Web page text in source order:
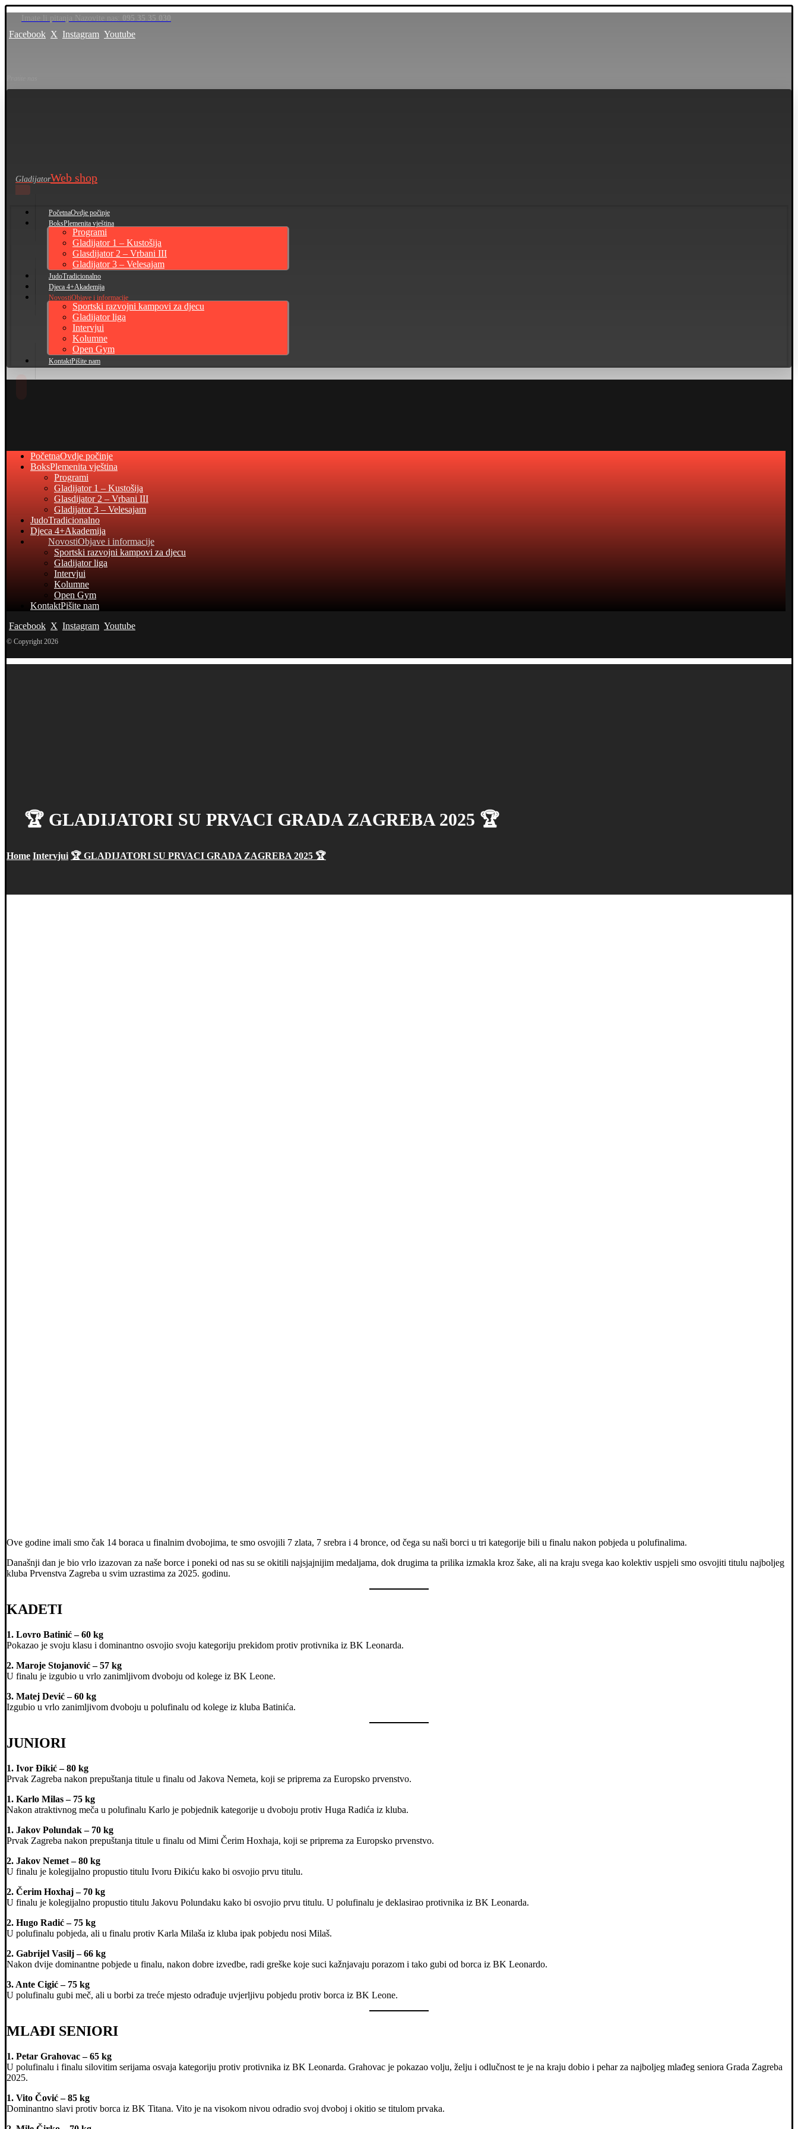
Imate li pitanja Nazovite nas: 095 35 35 030
Facebook X Instagram Youtube
GladijatorWeb shop
PočetnaOvdje počinje
BoksPlemenita vještina
Programi
Gladijator 1 – Kustošija
Glasdijator 2 – Vrbani III
Gladijator 3 – Velesajam
JudoTradicionalno
Djeca 4+Akademija
NovostiObjave i informacije
Sportski razvojni kampovi za djecu
Gladijator liga
Intervjui
Kolumne
Open Gym
KontaktPišite nam
PočetnaOvdje počinje
BoksPlemenita vještina
Programi
Gladijator 1 – Kustošija
Glasdijator 2 – Vrbani III
Gladijator 3 – Velesajam
JudoTradicionalno
Djeca 4+Akademija
NovostiObjave i informacije
Sportski razvojni kampovi za djecu
Gladijator liga
Intervjui
Kolumne
Open Gym
KontaktPišite nam
Facebook X Instagram Youtube
© Copyright 2026
🏆 GLADIJATORI SU PRVACI GRADA ZAGREBA 2025 🏆
Home Intervjui 🏆 GLADIJATORI SU PRVACI GRADA ZAGREBA 2025 🏆
Ove godine imali smo čak 14 boraca u finalnim dvobojima, te smo osvojili 7 zlata, 7 srebra i 4 bronce, od čega su naši borci u tri kategorije bili u finalu nakon pobjeda u polufinalima.
Današnji dan je bio vrlo izazovan za naše borce i poneki od nas su se okitili najsjajnijim medaljama, dok drugima ta prilika izmakla kroz šake, ali na kraju svega kao kolektiv uspjeli smo osvojiti titulu najboljeg
kluba Prvenstva Zagreba u svim uzrastima za 2025. godinu.
KADETI
1. Lovro Batinić – 60 kg
Pokazao je svoju klasu i dominantno osvojio svoju kategoriju prekidom protiv protivnika iz BK Leonarda.
2. Maroje Stojanović – 57 kg
U finalu je izgubio u vrlo zanimljivom dvoboju od kolege iz BK Leone.
3. Matej Dević – 60 kg
Izgubio u vrlo zanimljivom dvoboju u polufinalu od kolege iz kluba Batinića.
JUNIORI
1. Ivor Đikić – 80 kg
Prvak Zagreba nakon prepuštanja titule u finalu od Jakova Nemeta, koji se priprema za Europsko prvenstvo.
1. Karlo Milas – 75 kg
Nakon atraktivnog meča u polufinalu Karlo je pobjednik kategorije u dvoboju protiv Huga Radića iz kluba.
1. Jakov Polundak – 70 kg
Prvak Zagreba nakon prepuštanja titule u finalu od Mimi Čerim Hoxhaja, koji se priprema za Europsko prvenstvo.
2. Jakov Nemet – 80 kg
U finalu je kolegijalno propustio titulu Ivoru Đikiću kako bi osvojio prvu titulu.
2. Čerim Hoxhaj – 70 kg
U finalu je kolegijalno propustio titulu Jakovu Polundaku kako bi osvojio prvu titulu. U polufinalu je deklasirao protivnika iz BK Leonarda.
2. Hugo Radić – 75 kg
U polufinalu pobjeda, ali u finalu protiv Karla Milaša iz kluba ipak pobjedu nosi Milaš.
2. Gabrijel Vasilj – 66 kg
Nakon dvije dominantne pobjede u finalu, nakon dobre izvedbe, radi greške koje suci kažnjavaju porazom i tako gubi od borca iz BK Leonardo.
3. Ante Cigić – 75 kg
U polufinalu gubi meč, ali u borbi za treće mjesto odrađuje uvjerljivu pobjedu protiv borca iz BK Leone.
MLAĐI SENIORI
1. Petar Grahovac – 65 kg
U polufinalu i finalu silovitim serijama osvaja kategoriju protiv protivnika iz BK Leonarda. Grahovac je pokazao volju, želju i odlučnost te je na kraju dobio i pehar za najboljeg mlađeg seniora Grada Zagreba
2025.
1. Vito Čović – 85 kg
Dominantno slavi protiv borca iz BK Titana. Vito je na visokom nivou odradio svoj dvoboj i okitio se titulom prvaka.